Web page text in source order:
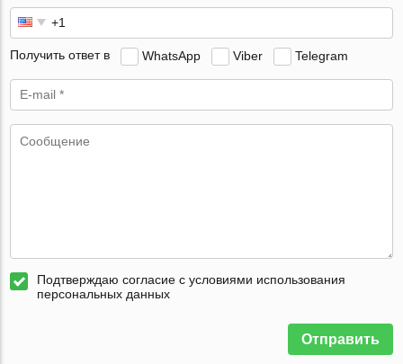
Получить ответ в WhatsApp Viber Telegram
Подтверждаю согласие с условиями использования
персональных данных
Отправить